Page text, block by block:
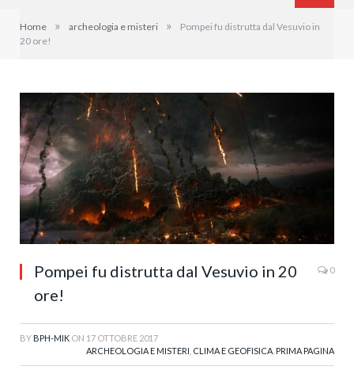
Home » archeologia e misteri »
Pompei fu distrutta dal Vesuvio in
20 ore!
Pompei fu distrutta dal Vesuvio in 20
ore!
0
BY BPH-MIK ON 17 OTTOBRE 2017
ARCHEOLOGIA E MISTERI CLIMA E GEOFISICA PRIMA PAGINA